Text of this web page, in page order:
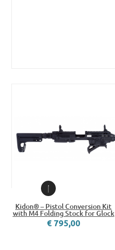
Kidon® – Pistol Conversion Kit
with M4 Folding Stock for Glock
€ 795,00